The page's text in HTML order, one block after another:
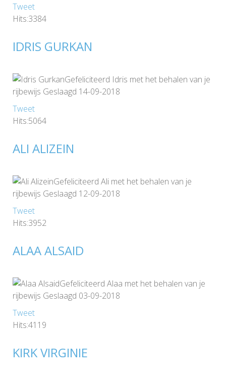
Tweet
Hits:3384
IDRIS GURKAN
Gefeliciteerd Idris met het behalen van je
rijbewijs Geslaagd 14-09-2018
Tweet
Hits:5064
ALI ALIZEIN
Gefeliciteerd Ali met het behalen van je
rijbewijs Geslaagd 12-09-2018
Tweet
Hits:3952
ALAA ALSAID
Gefeliciteerd Alaa met het behalen van je
rijbewijs Geslaagd 03-09-2018
Tweet
Hits:4119
KIRK VIRGINIE